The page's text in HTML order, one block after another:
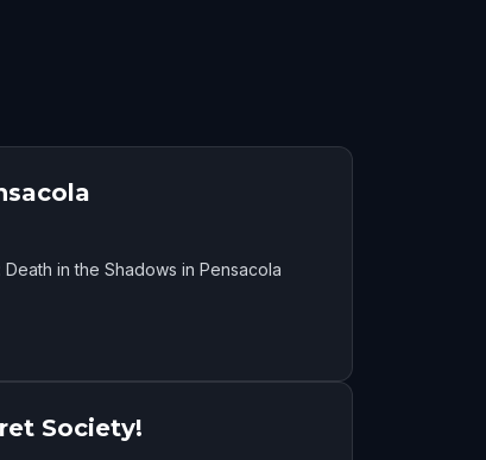
in the Shadows in Pensacola
Society!